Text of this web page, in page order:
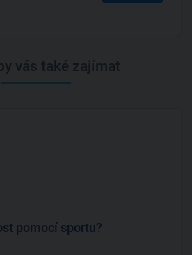
vás také zajímat
pomocí sportu?